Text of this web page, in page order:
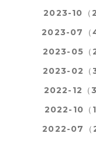
2023-10（2
2023-07（4
2023-05（2
2023-02（3
2022-12（3
2022-10（1
2022-07（2